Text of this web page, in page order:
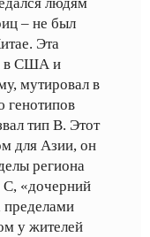
людям
– не был
Эта
в США и
мутировал в
генотипов
тип В. Этот
для Азии, он
региона
«дочерний
пределами
у жителей